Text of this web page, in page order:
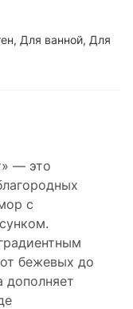
Для ванной, Для
— это
с
бежевых до
дополняет